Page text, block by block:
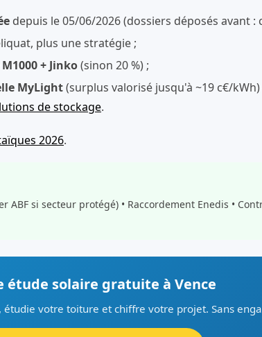
depuis le 05/06/2026 (dossiers déposés avant :
plus une stratégie ;
+ Jinko(sinon 20 %) ;
MyLight(surplus valorisé jusqu'à ~19 c€/
de stockage.
2026.
si secteur protégé) • Raccordement Enedis •
étude solaire gratuite à Vence
étudie votre toiture et chiffre votre projet. Sans